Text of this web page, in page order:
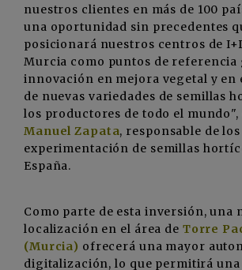
nuestros clientes en más de 100
una oportunidad sin precedentes
posicionará nuestros centros de
Murcia como puntos de referencia
innovación en mejora vegetal y en
de nuevas variedades de semillas
los productores de todo el
Manuel Zapata, responsable de
experimentación de semillas
España.
Como parte de esta inversión, una
localización en el área de Torre
(Murcia) ofrecerá una mayor
digitalización, lo que permitirá una